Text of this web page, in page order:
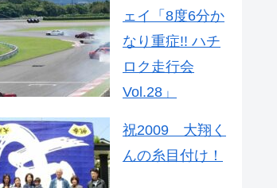
ェイ「8度6分か
なり重症!! ハチ
ロク走行会
Vol.28」
祝2009 大翔く
んの糸目付け！